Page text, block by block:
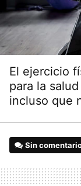
El ejercicio
para la
incluso que
Sin